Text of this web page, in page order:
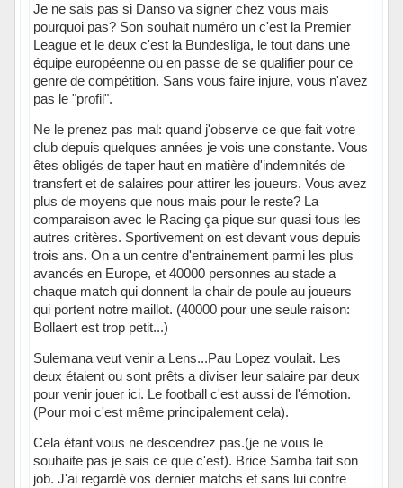
Je ne sais pas si Danso va signer chez vous mais
pourquoi pas? Son souhait numéro un c'est la Premier
League et le deux c'est la Bundesliga, le tout dans une
équipe européenne ou en passe de se qualifier pour ce
genre de compétition. Sans vous faire injure, vous n'avez
pas le "profil".
Ne le prenez pas mal: quand j'observe ce que fait votre
club depuis quelques années je vois une constante. Vous
êtes obligés de taper haut en matière d'indemnités de
transfert et de salaires pour attirer les joueurs. Vous avez
plus de moyens que nous mais pour le reste? La
comparaison avec le Racing ça pique sur quasi tous les
autres critères. Sportivement on est devant vous depuis
trois ans. On a un centre d'entrainement parmi les plus
avancés en Europe, et 40000 personnes au stade a
chaque match qui donnent la chair de poule au joueurs
qui portent notre maillot. (40000 pour une seule raison:
Bollaert est trop petit...)
Sulemana veut venir a Lens...Pau Lopez voulait. Les
deux étaient ou sont prêts a diviser leur salaire par deux
pour venir jouer ici. Le football c'est aussi de l'émotion.
(Pour moi c'est même principalement cela).
Cela étant vous ne descendrez pas.(je ne vous le
souhaite pas je sais ce que c'est). Brice Samba fait son
job. J'ai regardé vos dernier matchs et sans lui contre